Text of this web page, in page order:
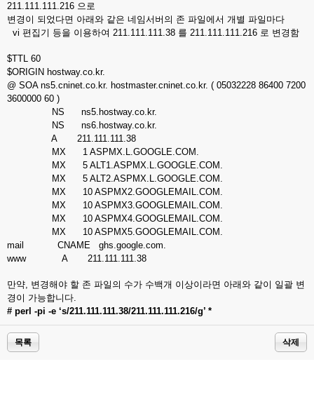
211.111.111.216 으로
변경이 되었다면 아래와 같은 네임서버의 존 파일에서 개별 파일마다
vi 편집기 등을 이용하여 211.111.111.38 를 211.111.111.216 로 변경함
$TTL 60
$ORIGIN hostway.co.kr.
@ SOA ns5.cninet.co.kr. hostmaster.cninet.co.kr. ( 05032228 86400 7200
3600000 60 )
NS ns5.hostway.co.kr.
NS ns6.hostway.co.kr.
A 211.111.111.38
MX 1 ASPMX.L.GOOGLE.COM.
MX 5 ALT1.ASPMX.L.GOOGLE.COM.
MX 5 ALT2.ASPMX.L.GOOGLE.COM.
MX 10 ASPMX2.GOOGLEMAIL.COM.
MX 10 ASPMX3.GOOGLEMAIL.COM.
MX 10 ASPMX4.GOOGLEMAIL.COM.
MX 10 ASPMX5.GOOGLEMAIL.COM.
mail CNAME ghs.google.com.
www A 211.111.111.38
만약, 변경해야 할 존 파일의 수가 수백개 이상이라면 아래와 같이 일괄 변
경이 가능합니다.
# perl -pi -e ‘s/211.111.111.38/211.111.111.216/g’ *
목록 삭제